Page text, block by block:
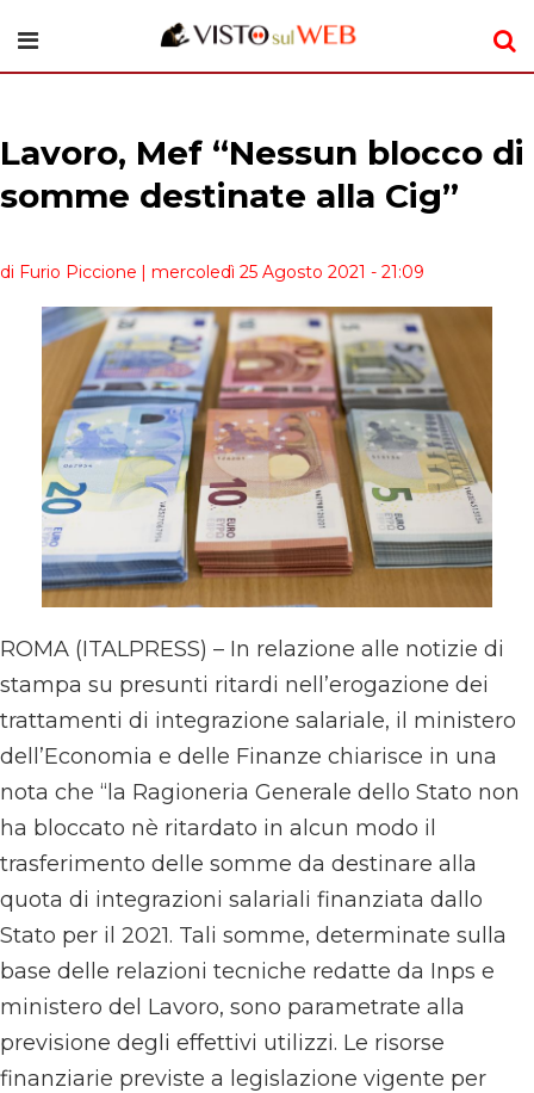
Lavoro, Mef “Nessun blocco di
somme destinate alla Cig”
di Furio Piccione | mercoledì 25 Agosto 2021 - 21:09
ROMA (ITALPRESS) – In relazione alle notizie di
stampa su presunti ritardi nell’erogazione dei
trattamenti di integrazione salariale, il ministero
dell’Economia e delle Finanze chiarisce in una
nota che “la Ragioneria Generale dello Stato non
ha bloccato nè ritardato in alcun modo il
trasferimento delle somme da destinare alla
quota di integrazioni salariali finanziata dallo
Stato per il 2021. Tali somme, determinate sulla
base delle relazioni tecniche redatte da Inps e
ministero del Lavoro, sono parametrate alla
previsione degli effettivi utilizzi. Le risorse
finanziarie previste a legislazione vigente per